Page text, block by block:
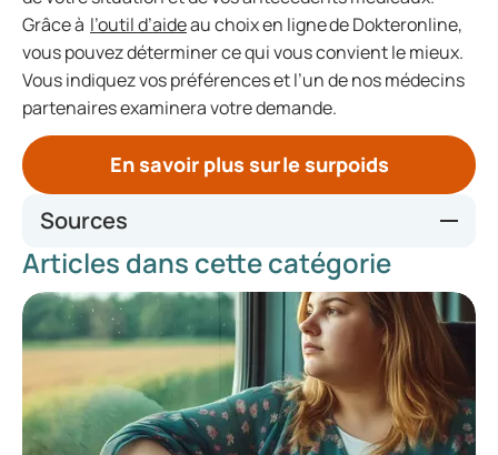
Grâce à l’outil d’aideau choix en ligne de Dokteronline,
vous pouvez déterminer ce qui vous convient le mieux.
Vous indiquez vos préférences et l’un de nos médecins
partenaires examinera votre demande.
En savoir plus sur le surpoids
Sources
https://ec.europa.eu/eurostat/statistics-
explained/index.php?title=Overweight_and_obesity_-
_BMI_statistics
https://www.theindependentpharmacy.co.uk/weight-
loss/guides/mounjaro-vs-wegovy-how-do-they-compare
https://www.radboudumc.nl/nieuws/2024/vijf-vragen-
over-afslankmedicijnen-beantwoord-door-het-
radboudumc
Articles dans cette catégorie